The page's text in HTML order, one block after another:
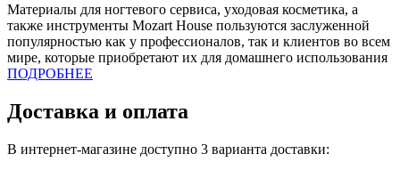
Материалы для ногтевого сервиса, уходовая косметика, а
также инструменты Mozart House пользуются заслуженной
популярностью как у профессионалов, так и клиентов во всем
мире, которые приобретают их для домашнего использования
ПОДРОБНЕЕ
Доставка и оплата
В интернет-магазине доступно 3 варианта доставки: